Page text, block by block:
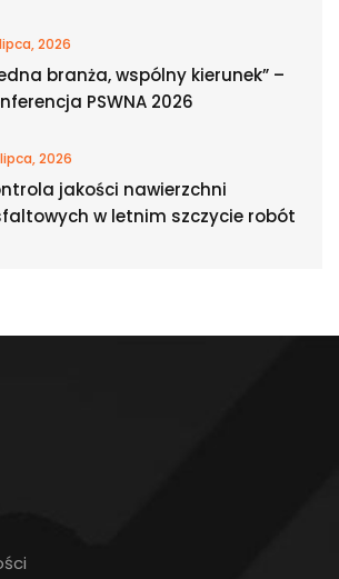
2026
branża, wspólny kierunek” –
PSWNA 2026
2026
jakości nawierzchni
w letnim szczycie robót